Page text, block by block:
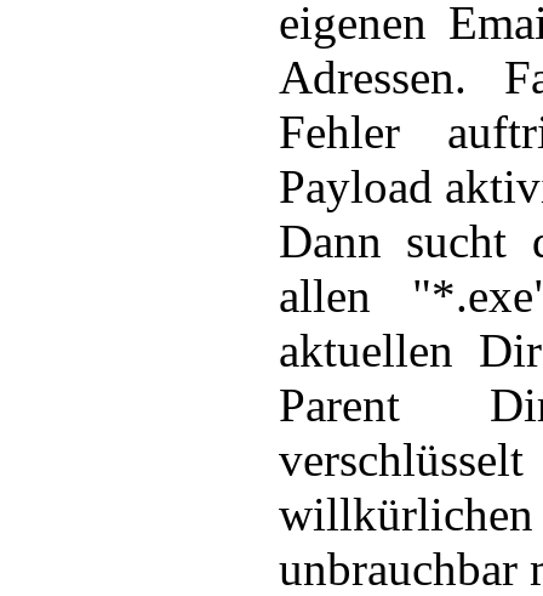
eigenen
Adressen.
Fehler
Payload
Dann sucht
allen
aktuellen
Parent
unbrauchbar